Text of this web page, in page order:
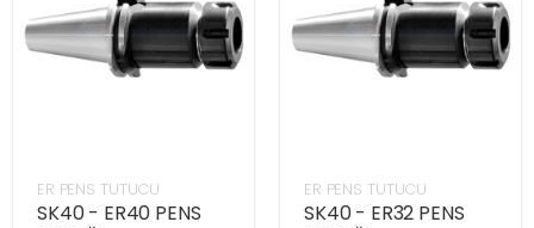
ER PENS TUTUCU
SK40 - ER40 PENS
ER PENS TUTUCU
SK40 - ER32 PENS